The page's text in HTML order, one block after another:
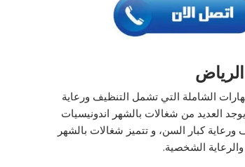
الشاملة التي تشمل التنظيف ورعاية
العديد من شغالات بالشهر اندونيسيات
كبار السن، و تتميز شغالات بالشهر
الشخصية.